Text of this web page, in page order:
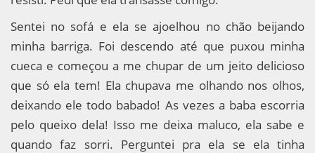
Sentei no sofá e ela se ajoelhou no chão beijando
minha barriga. Foi descendo até que puxou minha
cueca e começou a me chupar de um jeito delicioso
que só ela tem! Ela chupava me olhando nos olhos,
deixando ele todo babado! As vezes a baba escorria
pelo queixo dela! Isso me deixa maluco, ela sabe e
quando faz sorri. Perguntei pra ela se ela tinha